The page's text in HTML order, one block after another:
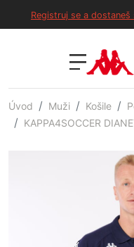
Registruj se a dostaneš
Úvod Muži Košile
KAPPA4SOCCER